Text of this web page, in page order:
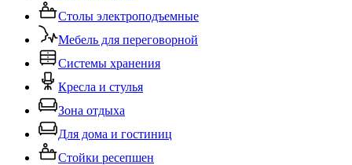
Столы электроподъемные
Мебель для переговорной
Системы хранения
Кресла и стулья
Зона отдыха
Для дома и гостиниц
Стойки ресепшен